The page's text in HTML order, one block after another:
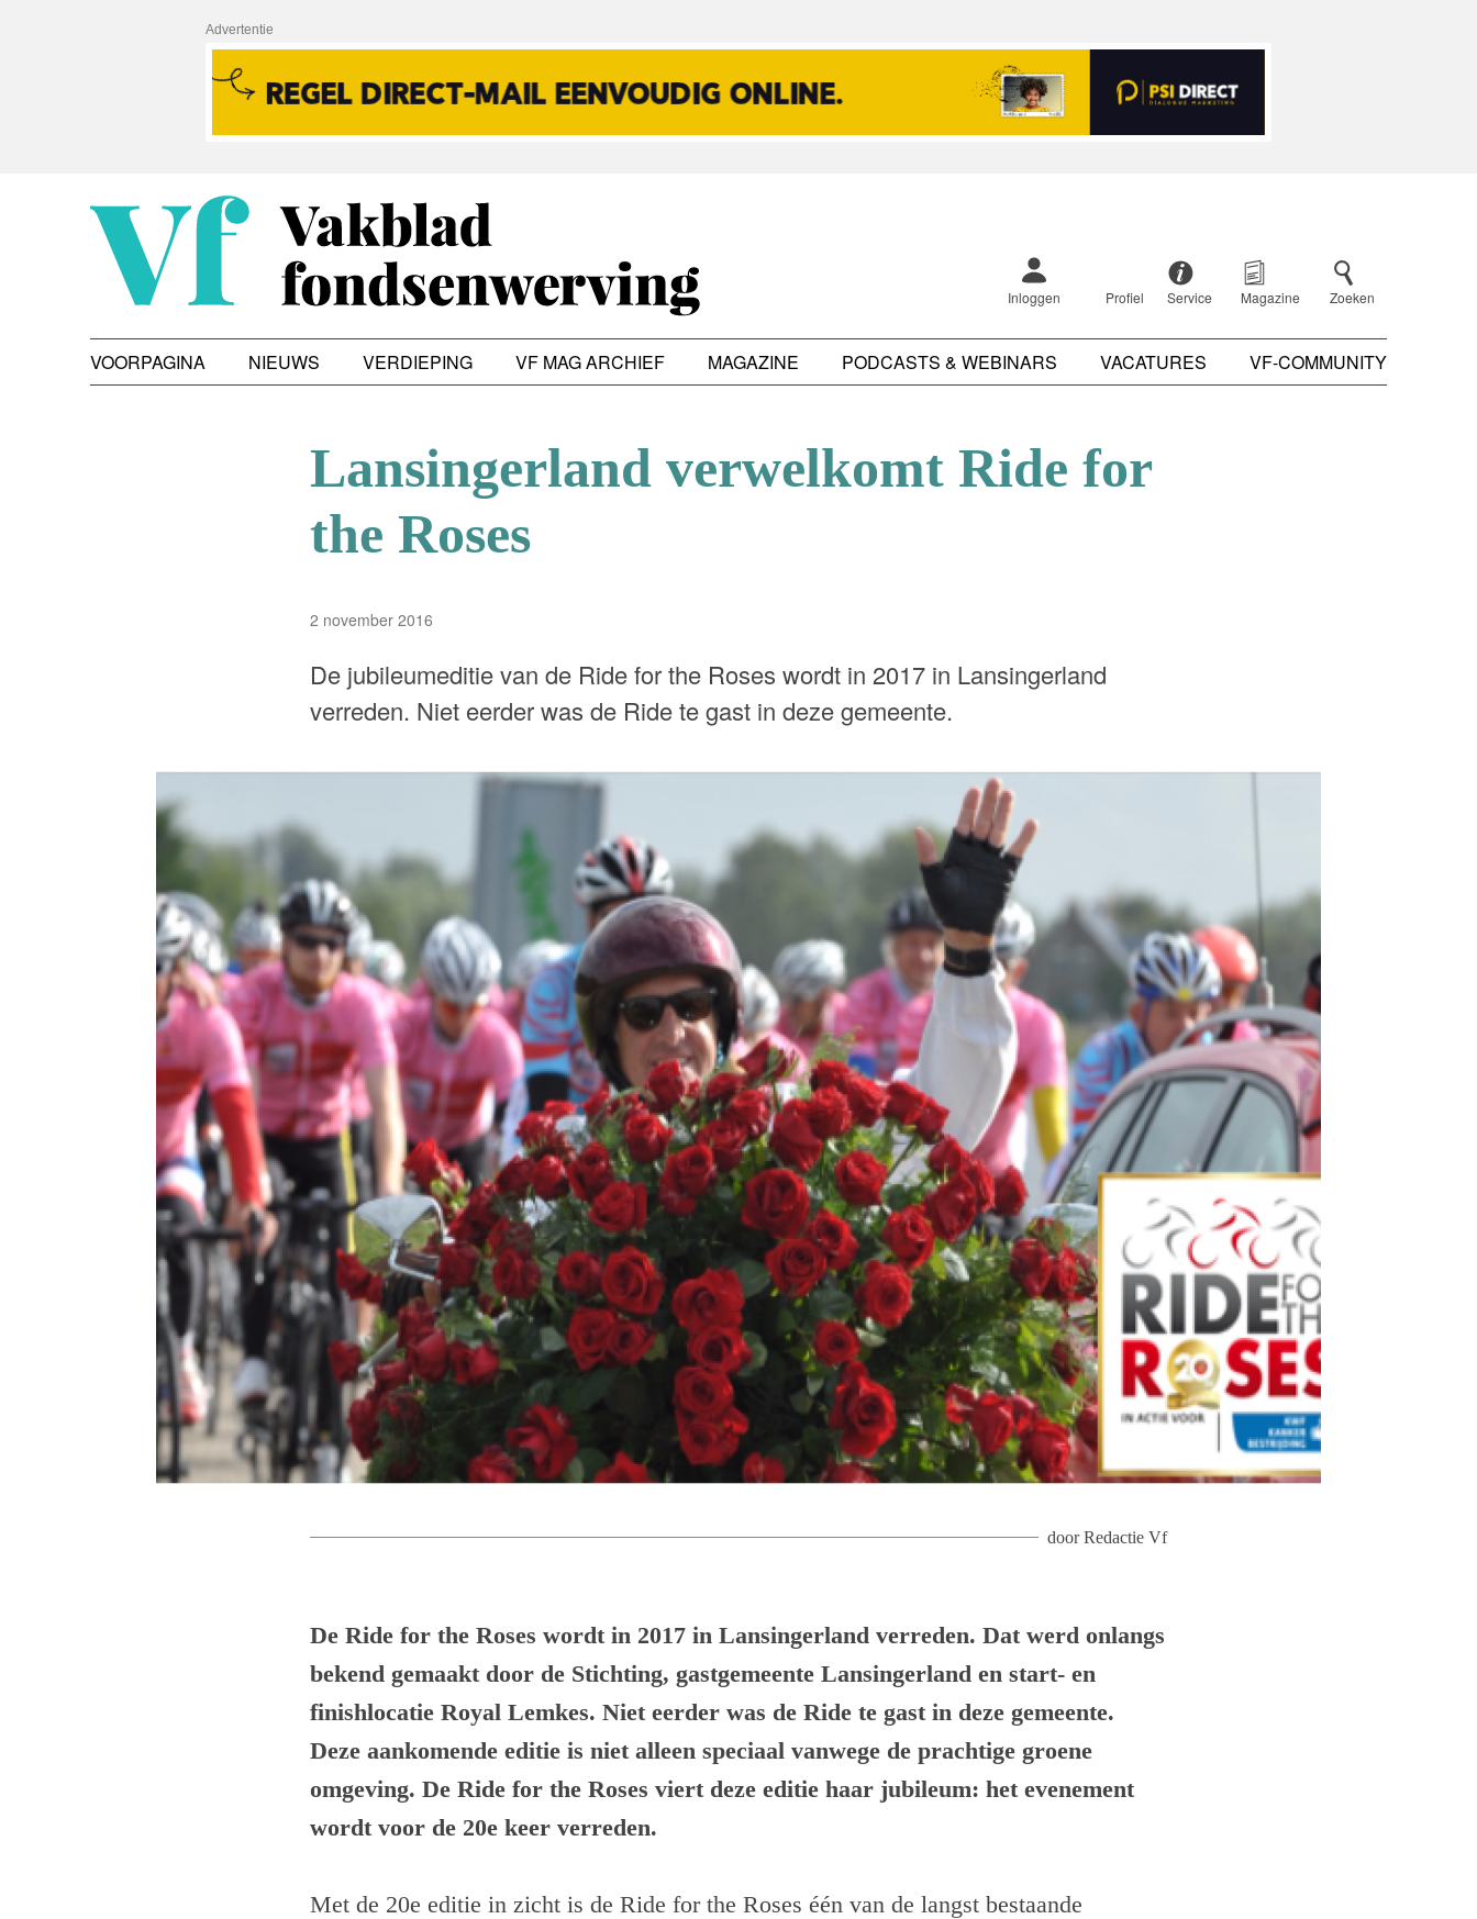
Advertentie
Inloggen Profiel Service Magazine Zoeken
VOORPAGINA NIEUWS VERDIEPING VF MAG ARCHIEF MAGAZINE PODCASTS & WEBINARS VACATURES VF-COMMUNITY
Lansingerland verwelkomt Ride for
the Roses
2 november 2016
De jubileumeditie van de Ride for the Roses wordt in 2017 in Lansingerland
verreden. Niet eerder was de Ride te gast in deze gemeente.
doorRedactie Vf
De Ride for the Roses wordt in 2017 in Lansingerland verreden. Dat werd onlangs
bekend gemaakt door de Stichting, gastgemeente Lansingerland en start- en
finishlocatie Royal Lemkes. Niet eerder was de Ride te gast in deze gemeente.
Deze aankomende editie is niet alleen speciaal vanwege de prachtige groene
omgeving. De Ride for the Roses viert deze editie haar jubileum: het evenement
wordt voor de 20e keer verreden.
Met de 20e editie in zicht is de Ride for the Roses één van de langst bestaande